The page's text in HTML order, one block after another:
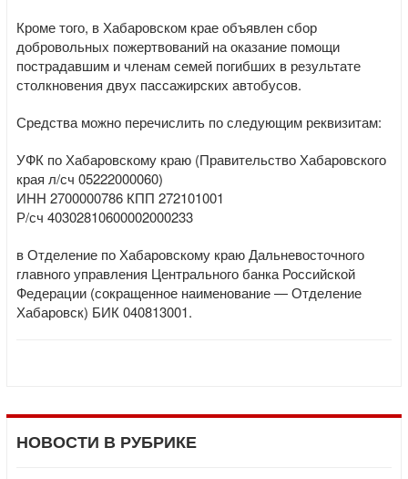
Кроме того, в Хабаровском крае объявлен сбор
добровольных пожертвований на оказание помощи
пострадавшим и членам семей погибших в результате
столкновения двух пассажирских автобусов.
Средства можно перечислить по следующим реквизитам:
УФК по Хабаровскому краю (Правительство Хабаровского
края л/сч 05222000060)
ИНН 2700000786 КПП 272101001
Р/сч 40302810600002000233
в Отделение по Хабаровскому краю Дальневосточного
главного управления Центрального банка Российской
Федерации (сокращенное наименование — Отделение
Хабаровск) БИК 040813001.
НОВОСТИ В РУБРИКЕ